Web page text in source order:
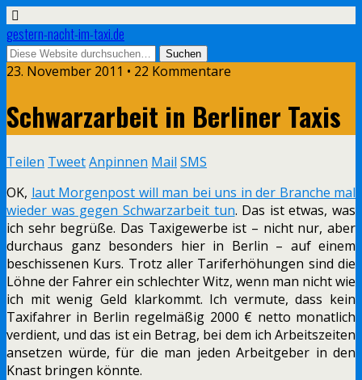
gestern-nacht-im-taxi.de
23. November 2011 • 22 Kommentare
Schwarzarbeit in Berliner Taxis
Teilen TweetAnpinnen Mail SMS
OK, laut Morgenpost will man bei uns in der Branche mal
wieder was gegen Schwarzarbeit tun. Das ist etwas, was
ich sehr begrüße. Das Taxigewerbe ist – nicht nur, aber
durchaus ganz besonders hier in Berlin – auf einem
beschissenen Kurs. Trotz aller Tariferhöhungen sind die
Löhne der Fahrer ein schlechter Witz, wenn man nicht wie
ich mit wenig Geld klarkommt. Ich vermute, dass kein
Taxifahrer in Berlin regelmäßig 2000 € netto monatlich
verdient, und das ist ein Betrag, bei dem ich Arbeitszeiten
ansetzen würde, für die man jeden Arbeitgeber in den
Knast bringen könnte.